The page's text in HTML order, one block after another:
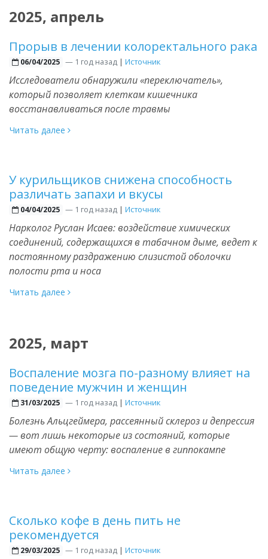
2025, апрель
Прорыв в лечении колоректального рака
06/04/2025 —1 год назад | Источник
Исследователи обнаружили «переключатель»,
который позволяет клеткам кишечника
восстанавливаться после травмы
Читать далее
У курильщиков снижена способность
различать запахи и вкусы
04/04/2025 —1 год назад | Источник
Нарколог Руслан Исаев: воздействие химических
соединений, содержащихся в табачном дыме, ведет к
постоянному раздражению слизистой оболочки
полости рта и носа
Читать далее
2025, март
Воспаление мозга по-разному влияет на
поведение мужчин и женщин
31/03/2025 —1 год назад | Источник
Болезнь Альцгеймера, рассеянный склероз и депрессия
— вот лишь некоторые из состояний, которые
имеют общую черту: воспаление в гиппокампе
Читать далее
Сколько кофе в день пить не
рекомендуется
29/03/2025 —1 год назад | Источник